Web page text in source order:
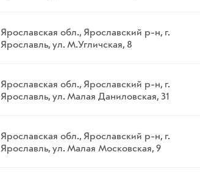
Ярославская обл., Ярославский р-н, г.
Ярославль, ул. М.Угличская, 8
Ярославская обл., Ярославский р-н, г.
Ярославль, ул. Малая Даниловская, 31
Ярославская обл., Ярославский р-н, г.
Ярославль, ул. Малая Московская, 9